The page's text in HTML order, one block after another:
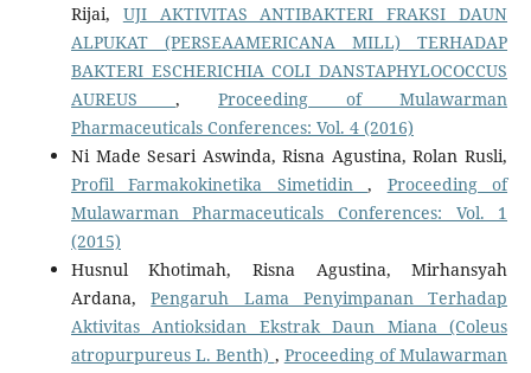
Rijai, UJI AKTIVITAS ANTIBAKTERI FRAKSI DAUN
ALPUKAT (PERSEAAMERICANA MILL) TERHADAP
BAKTERI ESCHERICHIA COLI DANSTAPHYLOCOCCUS
AUREUS , Proceeding of Mulawarman
Pharmaceuticals Conferences: Vol. 4 (2016)
Ni Made Sesari Aswinda, Risna Agustina, Rolan Rusli,
Profil Farmakokinetika Simetidin, Proceeding of
Mulawarman Pharmaceuticals Conferences: Vol. 1
(2015)
Husnul Khotimah, Risna Agustina, Mirhansyah
Ardana,Pengaruh Lama Penyimpanan Terhadap
Aktivitas Antioksidan Ekstrak Daun Miana (Coleus
atropurpureus L. Benth) , Proceeding of Mulawarman